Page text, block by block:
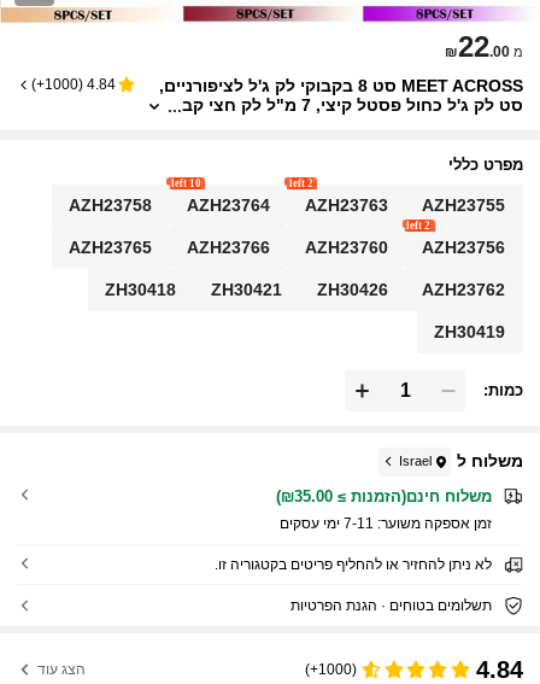
מ ₪22.00
MEET ACROSS סט 8 בקבוקי לק ג'ל לציפורניים,
סט לק ג'ל כחול פסטל קיצי, 7 מ"ל לק חצי קב
ן ביתי לציפורניים, לנשים
4.84
(
1000+
)
מפרט כללי
AZH23755
AZH23763
2 left
AZH23764
10 left
AZH23758
AZH23756
2 left
AZH23760
AZH23766
AZH23765
AZH23762
ZH30426
ZH30421
ZH30418
ZH30419
כמות:
משלוח ל Israel
משלוח חינם(הזמנות ≥ ₪35.00)
זמן אספקה ​​משוער: 7-11 ימי עסקים
לא ניתן להחזיר או להחליף פריטים בקטגוריה זו.
תשלומים בטוחים · הגנת הפרטיות
4.84
(1000+) הצג עוד